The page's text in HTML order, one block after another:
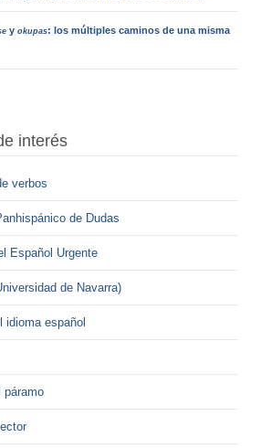
yokupas: los múltiples caminos de una misma
interés
verbos
de Dudas
Español Urgente
de Navarra)
idioma español
páramo